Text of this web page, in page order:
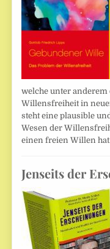
welche unter
Willensfreiheit in
steht eine plausible
Wesen der
einen freien Willen
Jenseits der